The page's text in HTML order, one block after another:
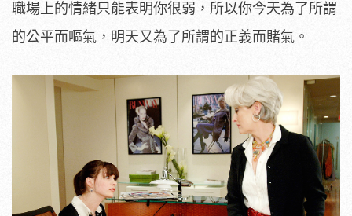
職場上的情緒只能表明你很弱，所以你今天為了所謂
的公平而嘔氣，明天又為了所謂的正義而賭氣。